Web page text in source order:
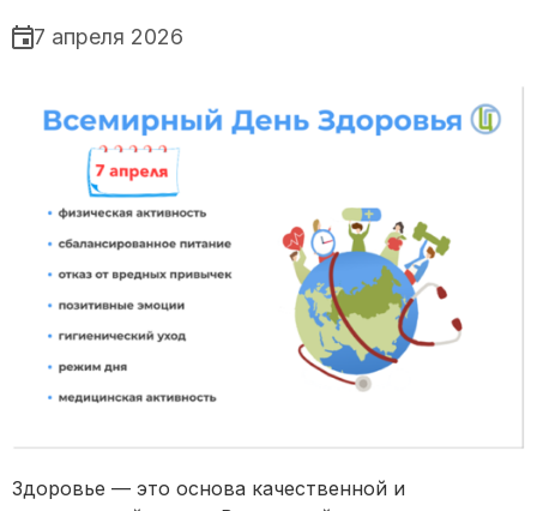
7 апреля 2026
Здоровье — это основа качественной и